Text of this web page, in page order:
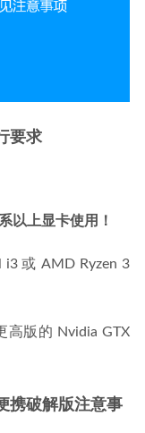
要求
以上显卡使用！
或 AMD Ryzen 3
高版的 Nvidia GTX
携破解版注意事